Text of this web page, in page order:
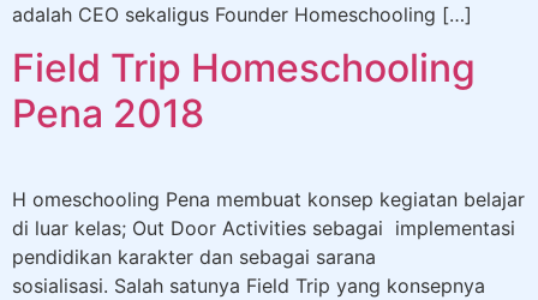
adalah CEO sekaligus Founder Homeschooling […]
Field Trip Homeschooling
Pena 2018
H omeschooling Pena membuat konsep kegiatan belajar
di luar kelas; Out Door Activities sebagai implementasi
pendidikan karakter dan sebagai sarana
sosialisasi. Salah satunya Field Trip yang konsepnya